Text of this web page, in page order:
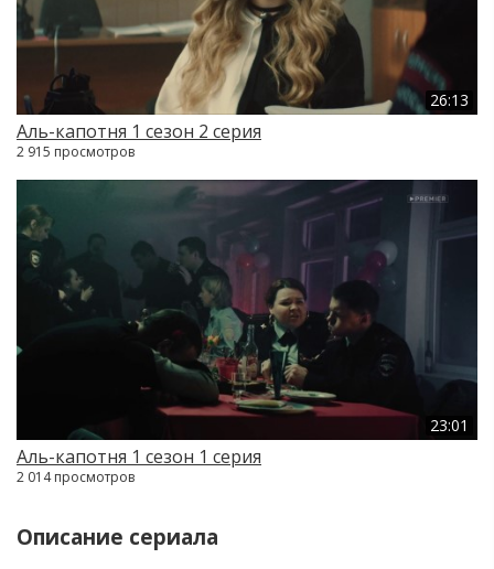
26:13
Аль-капотня 1 сезон 2 серия
2 915 просмотров
23:01
Аль-капотня 1 сезон 1 серия
2 014 просмотров
Описание сериала